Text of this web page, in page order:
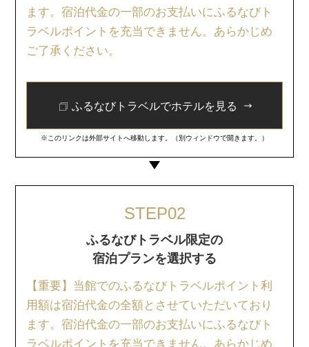
ます。宿泊代金の一部のお支払いにふるなびト
ラベルポイントを充当できません。あらかじめ
ご了承ください。
ふるなびトラベルでホテルを見る
※このリンクは外部サイトへ移動します。（別ウィンドウで開きます。）
STEP02
ふるなびトラベル限定の
宿泊プランを選択する
【重要】当館でのふるなびトラベルポイント利
用額は宿泊代金の全額とさせていただいており
ます。宿泊代金の一部のお支払いにふるなびト
ラベルポイントを充当できません。あらかじめ